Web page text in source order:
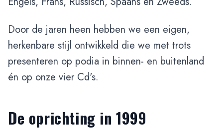
Door de jaren heen hebben we een eigen,
herkenbare stijl ontwikkeld die we met trots
presenteren op podia in binnen- en buitenland
én op onze vier Cd's.
De oprichting in 1999